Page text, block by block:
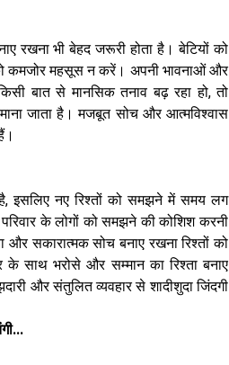
रखना भी बेहद जरूरी होता है। बेटियों को
कमजोर महसूस न करें। अपनी भावनाओं और
बात से मानसिक तनाव बढ़ रहा हो, तो
जाता है। मजबूत सोच और आत्मविश्वास
इसलिए नए रिश्तों को समझने में समय लग
के लोगों को समझने की कोशिश करनी
और सकारात्मक सोच बनाए रखना रिश्तों को
साथ भरोसे और सम्मान का रिश्ता बनाए
और संतुलित व्यवहार से शादीशुदा जिंदगी